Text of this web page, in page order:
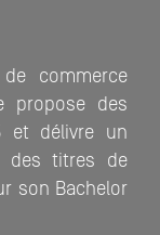
commerce
propose des
et délivre un
des titres de
son Bachelor